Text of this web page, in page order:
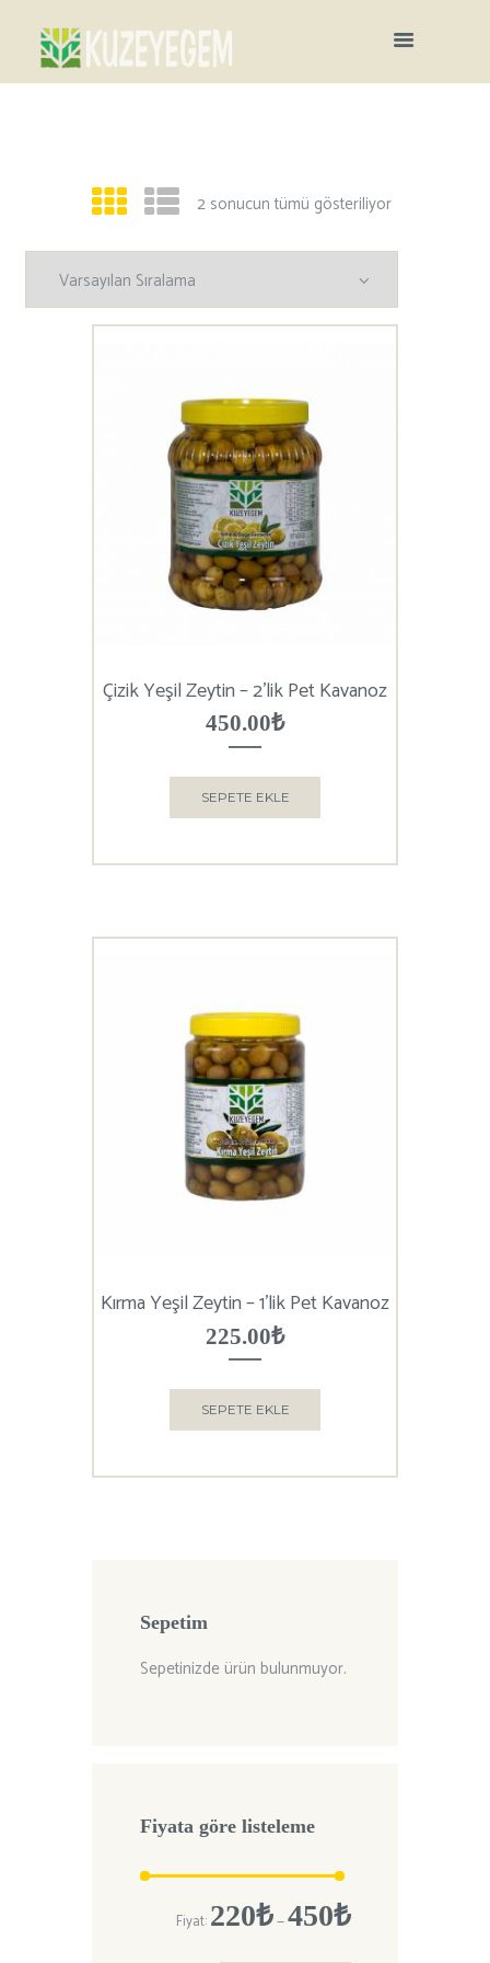
2 sonucun tümü gösteriliyor
Çizik Yeşil Zeytin – 2’lik Pet Kavanoz
450.00₺
SEPETE EKLE
Kırma Yeşil Zeytin – 1’lik Pet Kavanoz
225.00₺
SEPETE EKLE
Sepetim
Sepetinizde ürün bulunmuyor.
Fiyata göre listeleme
Fiyat:220₺—450₺